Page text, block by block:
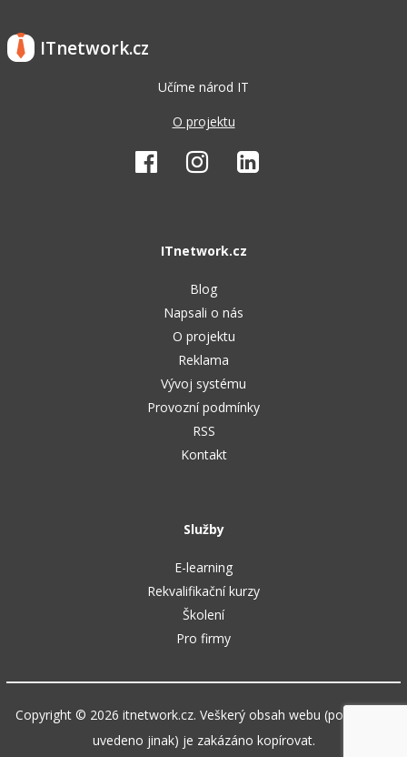
ITnetwork.cz
Učíme národ IT
O projektu
ITnetwork.cz
Blog
Napsali o nás
O projektu
Reklama
Vývoj systému
Provozní podmínky
RSS
Kontakt
Služby
E-learning
Rekvalifikační kurzy
Školení
Pro firmy
Copyright © 2026 itnetwork.cz. Veškerý obsah webu (pokud není
uvedeno jinak) je zakázáno kopírovat.